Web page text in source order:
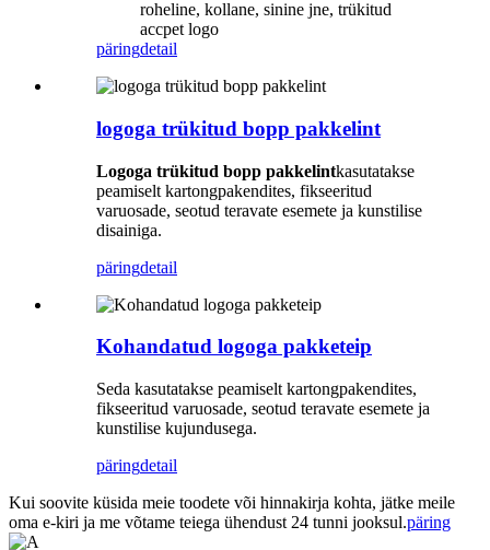
roheline, kollane, sinine jne, trükitud
accpet logo
päringdetail
logoga trükitud bopp pakkelint
Logoga trükitud bopp pakkelintkasutatakse
peamiselt kartongpakendites, fikseeritud
varuosade, seotud teravate esemete ja kunstilise
disainiga.
päringdetail
Kohandatud logoga pakketeip
Seda kasutatakse peamiselt kartongpakendites,
fikseeritud varuosade, seotud teravate esemete ja
kunstilise kujundusega.
päringdetail
Kui soovite küsida meie toodete või hinnakirja kohta, jätke meile
oma e-kiri ja me võtame teiega ühendust 24 tunni jooksul.päring